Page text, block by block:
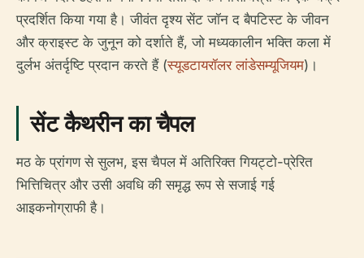
प्रदर्शित किया गया है। जीवंत दृश्य सेंट जॉन द बैपटिस्ट के जीवन
और क्राइस्ट के जुनून को दर्शाते हैं, जो मध्यकालीन भक्ति कला में
दुर्लभ अंतर्दृष्टि प्रदान करते हैं (स्यूडटायरॉलर लांडेसम्यूजियम)।
सेंट कैथरीन का चैपल
मठ के प्रांगण से सुलभ, इस चैपल में अतिरिक्त गियट्टो-प्रेरित
भित्तिचित्र और उसी अवधि की समृद्ध रूप से सजाई गई
आइकनोग्राफी है।